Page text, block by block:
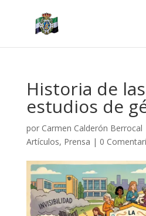
Historia de
estudios de
por Carmen Calderón Berrocal
Artículos, Prensa | 0